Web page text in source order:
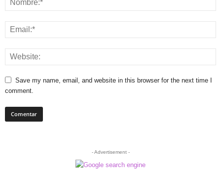
Save my name, email, and website in this browser for the next time I
comment.
- Advertisement -